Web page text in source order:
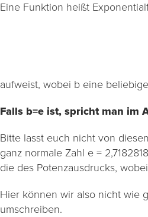
Eine Funktion heißt
aufweist, wobei b eine
Falls b=e ist, spricht man im
Bitte lasst euch nicht von
ganz normale Zahl e =
die des Potenzausdrucks,
Hier können wir also nicht wie
umschreiben.